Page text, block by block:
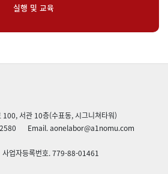
실행 및 교육
100, 서관 10층(수표동, 시그니쳐타워)
Email. aonelabor@a1nomu.com
사업자등록번호. 779-88-01461